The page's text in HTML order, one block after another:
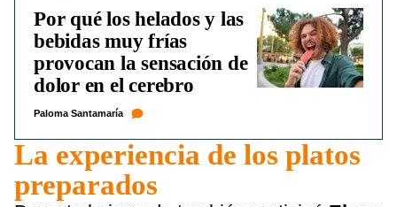
Por qué los helados y las
bebidas muy frías
provocan la sensación de
dolor en el cerebro
Paloma Santamaría
La experiencia de los platos
preparados